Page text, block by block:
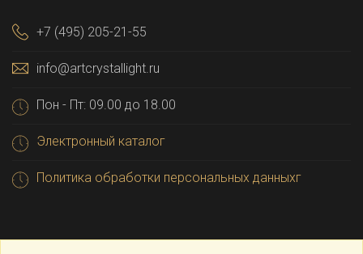
+7 (495) 205-21-55
info@artcrystallight.ru
Пон - Пт: 09.00 до 18.00
Электронный каталог
Политика обработки персональных данныхг